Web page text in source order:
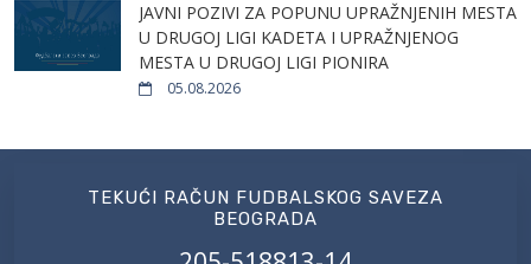
JAVNI POZIVI ZA POPUNU UPRAŽNJENIH MESTA
U DRUGOJ LIGI KADETA I UPRAŽNJENOG
MESTA U DRUGOJ LIGI PIONIRA
05.08.2026
TEKUĆI RAČUN FUDBALSKOG SAVEZA
BEOGRADA